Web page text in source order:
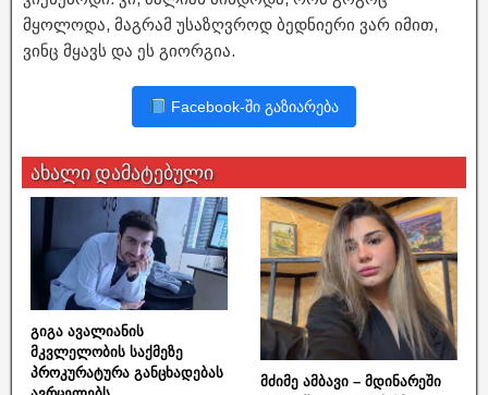
მყოლოდა, მაგრამ უსაზღვროდ ბედნიერი ვარ იმით,
ვინც მყავს და ეს გიორგია.
Facebook-ში გაზიარება
ახალი დამატებული
გიგა ავალიანის
მკვლელობის საქმეზე
პროკურატურა განცხადებას
მძიმე ამბავი – მდინარეში